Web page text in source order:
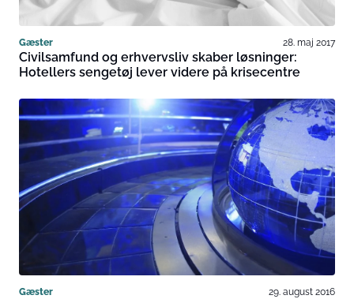
Gæster 28. maj 2017
Civilsamfund og erhvervsliv skaber løsninger:
Hotellers sengetøj lever videre på krisecentre
Gæster 29. august 2016